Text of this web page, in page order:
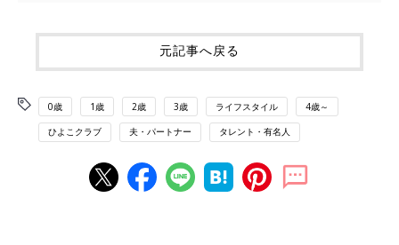
元記事へ戻る
0歳 1歳 2歳 3歳 ライフスタイル 4歳～
ひよこクラブ 夫・パートナー タレント・有名人